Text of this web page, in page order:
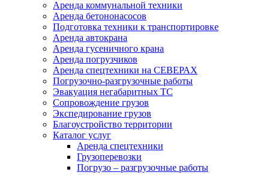
Аренда коммунальной техники
Аренда бетононасосов
Подготовка техники к транспортировке
Аренда автокрана
Аренда гусеничного крана
Аренда погрузчиков
Аренда спецтехники на СЕВЕРАХ
Погрузочно-разгрузочные работы
Эвакуация негабаритных ТС
Сопровождение грузов
Экспедирование грузов
Благоустройство территории
Каталог услуг
Аренда спецтехники
Грузоперевозки
Погрузо – разгрузочные работы